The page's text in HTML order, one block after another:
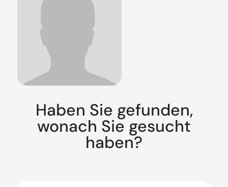
Haben Sie gefunden,
wonach Sie gesucht
haben?